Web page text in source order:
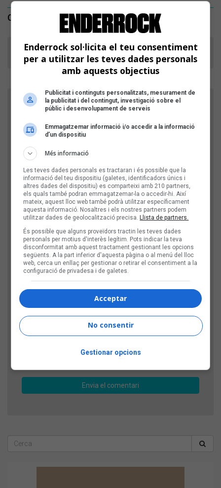
COMENTARIS
Un atre any toqueu el finde per la gent de poble, saps
lu que vuiiii dir?
FES EL TEU COMENTARI
Títol
Comentari
Comprovació: escriu l'any actual, amb 4 xifres
D'aquesta manera, verifiquem que el teu comentari
Enderrock sol·licita el teu consentiment
per a utilitzar les teves dades personals
amb aquests objectius
Publicitat i continguts personalitzats, mesurament de
la publicitat i del contingut, investigació sobre el
públic i desenvolupament de serveis
Emmagatzemar informació i/o accedir a la informació
d’un dispositiu
Més informació
Les teves dades personals es tractaran i és possible que la
informació del teu dispositiu (galetes, identificadors únics i
altres dades del dispositiu) es comparteixi amb 210 partners,
els quals també podran emmagatzemar-la o accedir-hi. Així
mateix, aquest lloc web també podrà utilitzar específicament
aquesta informació. Nosaltres i els nostres partners podem
utilitzar dades de geolocalització precisa. Llista de partners.
És possible que alguns proveïdors tractin les teves dades
personals per motius d'interès legítim. Pots indicar la teva
disconformitat amb aquest tractament gestionant les opcions
següents. A la part inferior d'aquesta pàgina o al menú del lloc
web, cerca un enllaç per gestionar o retirar el consentiment a la
configuració de privadesa i de galetes.
Acceptar
No consentir
Gestionar opcions